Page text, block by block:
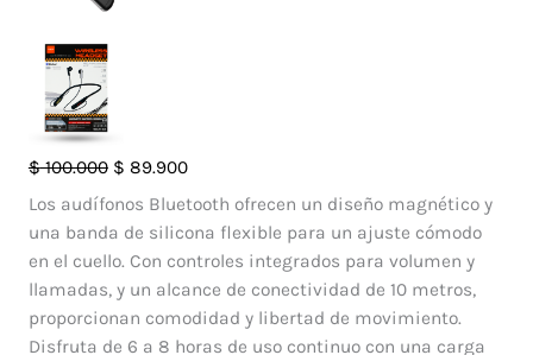
$100.000 El
precio
original
era:
$ 100.000.
$ 89.900El
precio
actual
es:
$ 89.900.
Los audífonos Bluetooth ofrecen un diseño magnético y
una banda de silicona flexible para un ajuste cómodo
en el cuello. Con controles integrados para volumen y
llamadas, y un alcance de conectividad de 10 metros,
proporcionan comodidad y libertad de movimiento.
Disfruta de 6 a 8 horas de uso continuo con una carga
Audífonos
Bluetooth
Banda
Cuello